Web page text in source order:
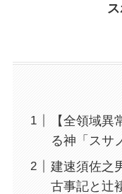
【全領域
る神「スサ
建速須佐之
古事記と辻